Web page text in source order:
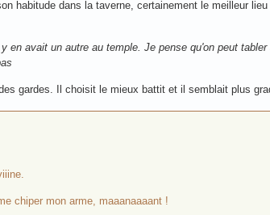
habitude dans la taverne, certainement le meilleur lieu
en avait un autre au temple. Je pense qu'on peut
gardes. Il choisit le mieux battit et il semblait plus
chiper mon arme, maaanaaaant !